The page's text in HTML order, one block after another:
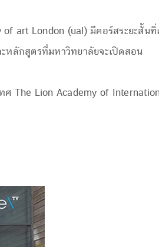
art London (ual) มีคอร์สระยะสั้นทิ่
ะหลักสูตรที่มหาวิทยาลัยจะเปิดสอน
ศ The Lion Academy of